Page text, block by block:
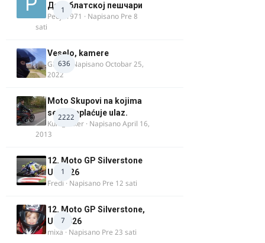
1
Делиблатској пешчари
Pedja1971 · Napisano Pre 8
sati
636
Veselo, kamere
GR 46· NapisanoOctobar 25,
2022
2222
Moto Skupovi na kojima
se ne naplaćuje ulaz.
Kum_Mixer · NapisanoApril 16,
2013
1
12. Moto GP Silverstone
UK 2026
Fredi · Napisano Pre 12 sati
7
12. Moto GP Silverstone,
UK, 2026
mixa · Napisano Pre 23 sati